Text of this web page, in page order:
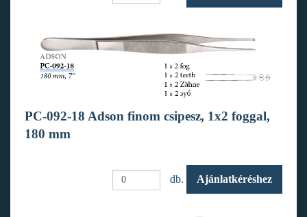
PC-092-18 Adson finom csipesz, 1x2 foggal,
180 mm
db. Ajánlatkéréshez